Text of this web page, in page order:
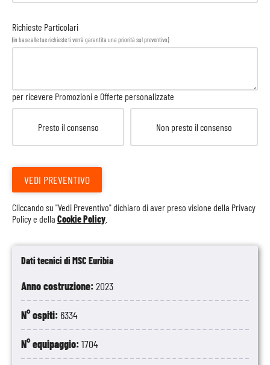
Dati tecnici di MSC Euribia
Anno costruzione:2023
N° ospiti: 6334
N° equipaggio:1704
Richieste Particolari
(in base alle tue richieste ti verrà garantita una priorità sul preventivo)
per ricevere Promozioni e Offerte personalizzate
Presto il consenso Non presto il consenso
VEDI PREVENTIVO
Cliccando su "Vedi Preventivo" dichiaro di aver preso visione della Privacy
Policye della Cookie Policy